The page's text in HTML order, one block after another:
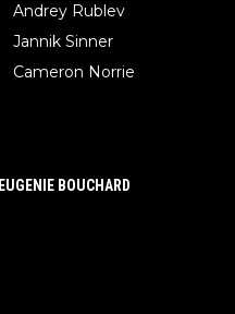
Andrey Rublev
Jannik Sinner
Cameron Norrie
EUGENIE BOUCHARD